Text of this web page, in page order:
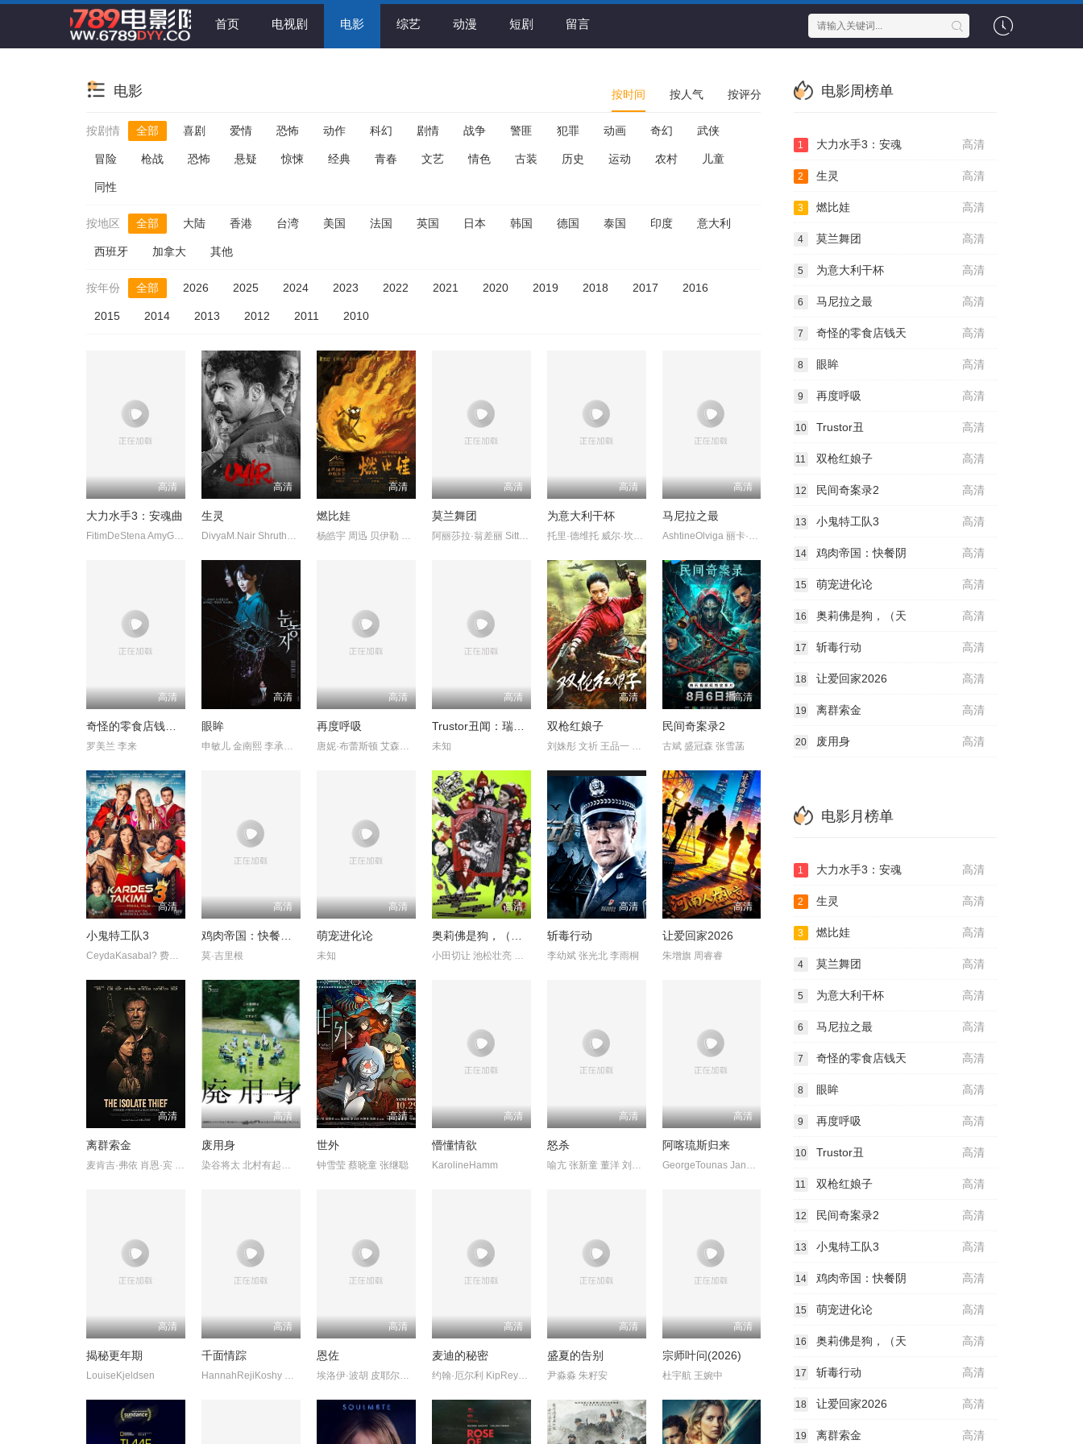
首页 电视剧 电影 综艺 动漫 短剧 留言
电影 按时间 按人气 按评分
按剧情 全部 喜剧 爱情 恐怖 动作 科幻 剧情 战争 警匪 犯罪 动画 奇幻 武侠
冒险 枪战 恐怖 悬疑 惊悚 经典 青春 文艺 情色 古装 历史 运动 农村 儿童
同性
按地区 全部 大陆 香港 台湾 美国 法国 英国 日本 韩国 德国 泰国 印度 意大利
西班牙 加拿大 其他
按年份 全部 2026 2025 2024 2023 2022 2021 2020 2019 2018 2017 2016
2015 2014 2013 2012 2011 2010
高清
大力水手3：安魂曲
FitimDeStena AmyGibbons JackHyde史蒂芬·莫瑞
高清
生灵
DivyaM.Nair ShruthyMenon 苏迪普 赛亚米·凯尔 罗尚·马修 维诺
高清
燃比娃
杨皓宇 周迅 贝伊勒 康春雷
高清
莫兰舞团
阿丽莎拉·翁差丽 SitthiphonDisamoe
高清
为意大利干杯
托里·德维托 威尔·坎普 莉莉·奈特
高清
马尼拉之最
AshtineOlviga 丽卡·佩拉莱约
高清
罗美兰 李来
高清
眼眸
高清
再度呼吸
高清
Trustor丑闻：瑞典金融案内幕
未知
高清
双枪红娘子
高清
民间奇案录2
古斌 盛冠森 张雪菡
高清
小鬼特工队3
CeydaKasabal? 费拉特·阿尔拜伦
高清
莫·吉里根
高清
萌宠进化论
未知
高清
小田切让 池松壮亮 麻生久美子
高清
斩毒行动
李幼斌 张光北 李雨桐
高清
让爱回家2026
朱增旗 周睿睿
高清
离群索金
麦肯吉·弗依 肖恩·宾 奥德娅·拉什
高清
废用身
染谷将太 北村有起哉 泷内公美
高清
世外
钟雪莹 蔡晓童 张继聪
高清
懵懂情欲
KarolineHamm
高清
怒杀
喻亢 张新童 董洋 刘珂君
高清
阿喀琉斯归来
GeorgeTounas JannisSky
高清
揭秘更年期
LouiseKjeldsen
高清
千面情踪
高清
恩佐
高清
麦迪的秘密
约翰·厄尔利 KipReynolds
高清
盛夏的告别
尹淼淼 朱籽安
高清
宗师叶问(2026)
杜宇航 王婉中
电影周榜单
高清
1 大力水手3：安魂
高清
2 生灵
高清
3 燃比娃
高清
4 莫兰舞团
高清
5 为意大利干杯
高清
6 马尼拉之最
高清
7 奇怪的零食店钱天
高清
8 眼眸
高清
9 再度呼吸
高清
10 Trustor丑
高清
11 双枪红娘子
高清
12 民间奇案录2
高清
13 小鬼特工队3
高清
14 鸡肉帝国：快餐阴
高清
15 萌宠进化论
高清
16 奥莉佛是狗，（天
高清
17 斩毒行动
高清
18 让爱回家2026
高清
19 离群索金
高清
20 废用身
电影月榜单
高清
1 大力水手3：安魂
高清
2 生灵
高清
3 燃比娃
高清
4 莫兰舞团
高清
5 为意大利干杯
高清
6 马尼拉之最
高清
7 奇怪的零食店钱天
高清
8 眼眸
高清
9 再度呼吸
高清
10 Trustor丑
高清
11 双枪红娘子
高清
12 民间奇案录2
高清
13 小鬼特工队3
高清
14 鸡肉帝国：快餐阴
高清
15 萌宠进化论
高清
16 奥莉佛是狗，（天
高清
17 斩毒行动
高清
18 让爱回家2026
高清
19 离群索金